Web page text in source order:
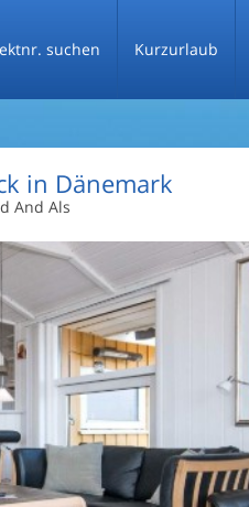
suchen Kurzurlaub
in Dänemark
And Als